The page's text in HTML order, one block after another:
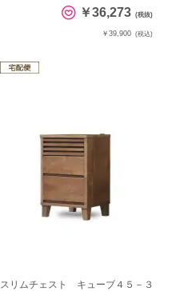
￥36,273 (税抜)
￥39,900 (税込)
スリムチェスト キューブ４５－３